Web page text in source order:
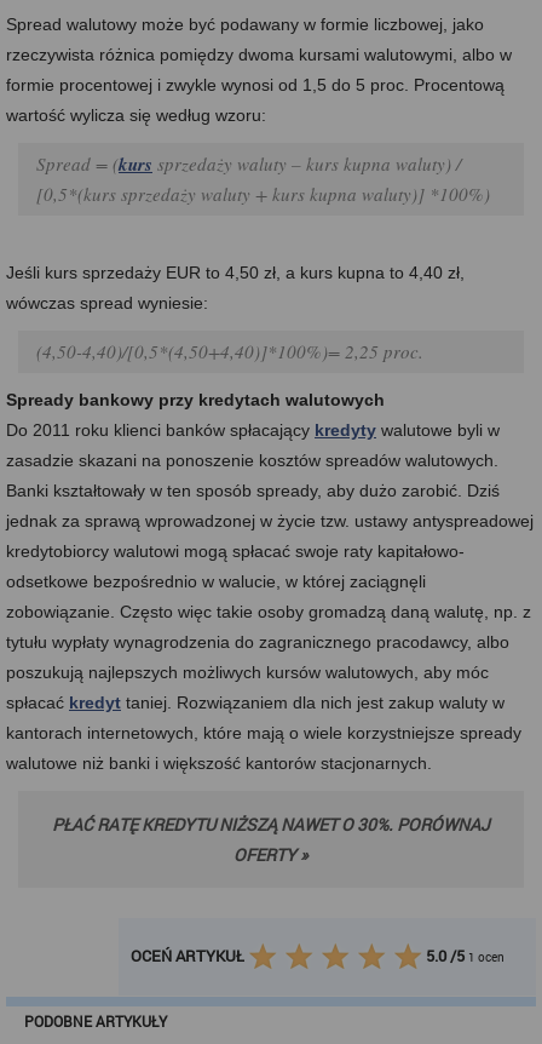
Spread walutowy może być podawany w formie liczbowej, jako
rzeczywista różnica pomiędzy dwoma kursami walutowymi, albo w
formie procentowej i zwykle wynosi od 1,5 do 5 proc. Procentową
wartość wylicza się według wzoru:
Spread = (kurs sprzedaży waluty – kurs kupna waluty) /
[0,5*(kurs sprzedaży waluty + kurs kupna waluty)] *100%)
Jeśli kurs sprzedaży EUR to 4,50 zł, a kurs kupna to 4,40 zł,
wówczas spread wyniesie:
(4,50-4,40)/[0,5*(4,50+4,40)]*100%)= 2,25 proc.
Spready bankowy przy kredytach walutowych
Do 2011 roku klienci banków spłacający kredyty walutowe byli w
zasadzie skazani na ponoszenie kosztów spreadów walutowych.
Banki kształtowały w ten sposób spready, aby dużo zarobić. Dziś
jednak za sprawą wprowadzonej w życie tzw. ustawy antyspreadowej
kredytobiorcy walutowi mogą spłacać swoje raty kapitałowo-
odsetkowe bezpośrednio w walucie, w której zaciągnęli
zobowiązanie. Często więc takie osoby gromadzą daną walutę, np. z
tytułu wypłaty wynagrodzenia do zagranicznego pracodawcy, albo
poszukują najlepszych możliwych kursów walutowych, aby móc
spłacać kredyt taniej. Rozwiązaniem dla nich jest zakup waluty w
kantorach internetowych, które mają o wiele korzystniejsze spready
walutowe niż banki i większość kantorów stacjonarnych.
PŁAĆ RATĘ KREDYTU NIŻSZĄ NAWET O 30%. PORÓWNAJ
OFERTY »
OCEŃ ARTYKUŁ 5.0/5 1 ocen
PODOBNE ARTYKUŁY